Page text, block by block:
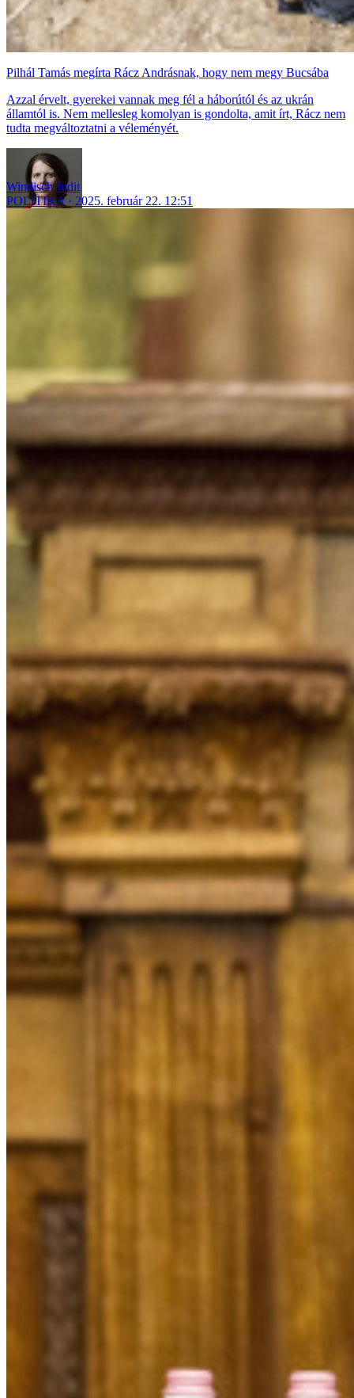
Pilhál Tamás megírta Rácz Andrásnak, hogy nem megy Bucsába
Azzal érvelt, gyerekei vannak meg fél a háborútól és az ukrán
államtól is. Nem mellesleg komolyan is gondolta, amit írt, Rácz nem
tudta megváltoztatni a véleményét.
Windisch Judit
POLITIKA
2025. február 22. 12:51